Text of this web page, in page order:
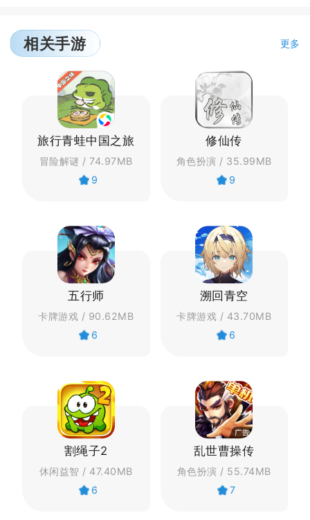
相关手游 更多
旅行青蛙中国之旅
冒险解谜 / 74.97MB
9
修仙传
角色扮演 / 35.99MB
9
五行师
卡牌游戏 / 90.62MB
6
溯回青空
卡牌游戏 / 43.70MB
6
割绳子2
休闲益智 / 47.40MB
6
乱世曹操传
角色扮演 / 55.74MB
7